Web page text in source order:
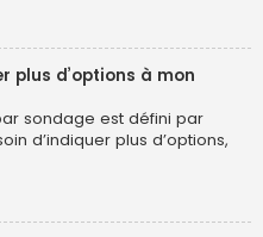
plus d’options à mon
sondage est défini par
d’indiquer plus d’options,